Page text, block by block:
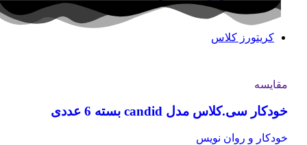
کریتورز کلاس
مقایسه
خودکار سی.کلاس مدل candid بسته 6 عددی
خودکار و روان نویس